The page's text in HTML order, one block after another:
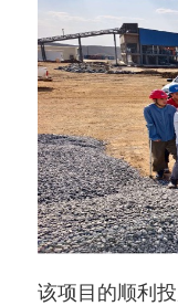
该项目的顺利